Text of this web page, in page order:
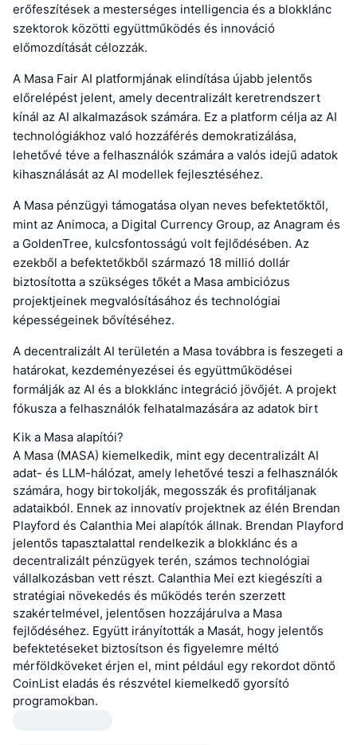
erőfeszítések a mesterséges intelligencia és a blokklánc
szektorok közötti együttműködés és innováció
előmozdítását célozzák.
A Masa Fair AI platformjának elindítása újabb jelentős
előrelépést jelent, amely decentralizált keretrendszert
kínál az AI alkalmazások számára. Ez a platform célja az AI
technológiákhoz való hozzáférés demokratizálása,
lehetővé téve a felhasználók számára a valós idejű adatok
kihasználását az AI modellek fejlesztéséhez.
A Masa pénzügyi támogatása olyan neves befektetőktől,
mint az Animoca, a Digital Currency Group, az Anagram és
a GoldenTree, kulcsfontosságú volt fejlődésében. Az
ezekből a befektetőkből származó 18 millió dollár
biztosította a szükséges tőkét a Masa ambiciózus
projektjeinek megvalósításához és technológiai
képességeinek bővítéséhez.
A decentralizált AI területén a Masa továbbra is feszegeti a
határokat, kezdeményezései és együttműködései
formálják az AI és a blokklánc integráció jövőjét. A projekt
fókusza a felhasználók felhatalmazására az adatok birt
Kik a Masa alapítói?
A Masa (MASA) kiemelkedik, mint egy decentralizált AI
adat- és LLM-hálózat, amely lehetővé teszi a felhasználók
számára, hogy birtokolják, megosszák és profitáljanak
adataikból. Ennek az innovatív projektnek az élén Brendan
Playford és Calanthia Mei alapítók állnak. Brendan Playford
jelentős tapasztalattal rendelkezik a blokklánc és a
decentralizált pénzügyek terén, számos technológiai
vállalkozásban vett részt. Calanthia Mei ezt kiegészíti a
stratégiai növekedés és működés terén szerzett
szakértelmével, jelentősen hozzájárulva a Masa
fejlődéséhez. Együtt irányították a Masát, hogy jelentős
befektetéseket biztosítson és figyelemre méltó
mérföldköveket érjen el, mint például egy rekordot döntő
CoinList eladás és részvétel kiemelkedő gyorsító
programokban.